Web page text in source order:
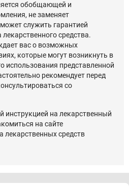
обобщающей и
не заменяет
служить гарантией
средства.
вас о возможных
которые могут возникнуть в
использования представленной
рекомендует перед
со
инструкцией на лекарственный
на сайте
лекарственных средств